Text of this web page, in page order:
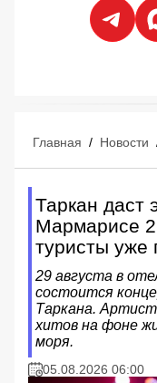
Главная / Новости
Таркан даст
Мармарисе
туристы уже
29 августа в
состоится
Таркана.
хитов на фоне
моря.
05.08.2026 06:00